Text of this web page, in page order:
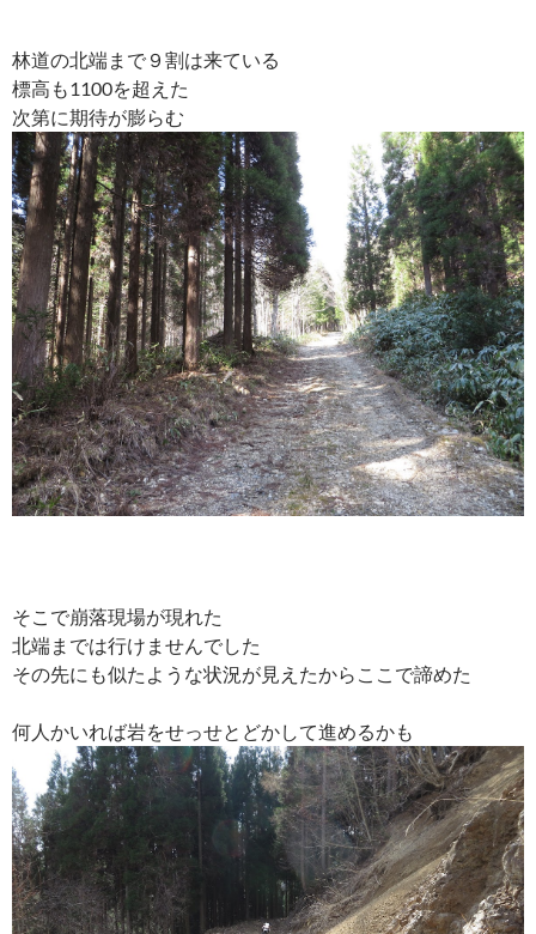
林道の北端まで９割は来ている
標高も1100を超えた
次第に期待が膨らむ
そこで崩落現場が現れた
北端までは行けませんでした
その先にも似たような状況が見えたからここで諦めた
何人かいれば岩をせっせとどかして進めるかも